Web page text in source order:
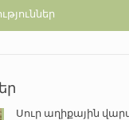
Սուր աղիքային